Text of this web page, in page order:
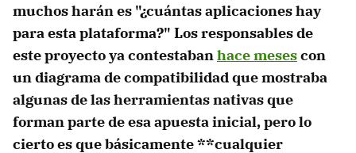
muchos harán es "¿cuántas aplicaciones hay
para esta plataforma?" Los responsables de
este proyecto ya contestaban hace mesescon
un diagrama de compatibilidad que mostraba
algunas de las herramientas nativas que
forman parte de esa apuesta inicial, pero lo
cierto es que básicamente **cualquier